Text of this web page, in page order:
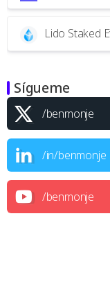
Lido Staked
Sígueme
/benmonje
/in/benmonje
/benmonje